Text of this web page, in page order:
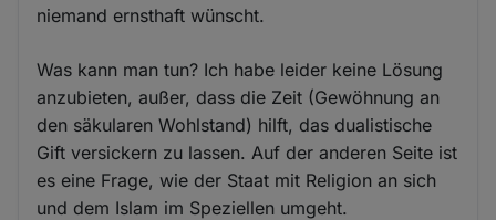
niemand ernsthaft wünscht.
Was kann man tun? Ich habe leider keine Lösung
anzubieten, außer, dass die Zeit (Gewöhnung an
den säkularen Wohlstand) hilft, das dualistische
Gift versickern zu lassen. Auf der anderen Seite ist
es eine Frage, wie der Staat mit Religion an sich
und dem Islam im Speziellen umgeht.